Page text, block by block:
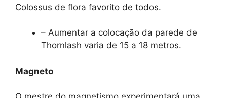
Colossus de flora favorito de todos.
– Aumentar a colocação da parede de
Thornlash varia de 15 a 18 metros.
Magneto